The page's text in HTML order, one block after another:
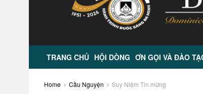
TRANG CHỦ HỘI DÒNG ƠN GỌI VÀ ĐÀO
Home Cầu Nguyện Suy Niệm Tin mừng